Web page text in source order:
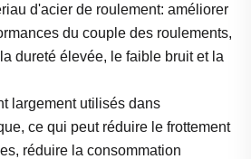
d'acier de roulement: améliorer
du couple des roulements,
dureté élevée, le faible bruit et la
largement utilisés dans
ce qui peut réduire le frottement
réduire la consommation